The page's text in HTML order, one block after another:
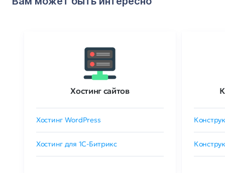
Хостинг сайтов
Хостинг WordPress
Хостинг для 1C-Битрикс